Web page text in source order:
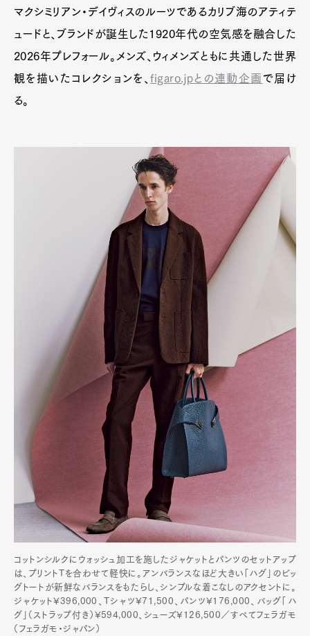
Contact
Pen Meet
マクシミリアン・デイヴィスのルーツであるカリブ海のアティテ
ュードと、ブランドが誕生した1920年代の空気感を融合した
2026年プレフォール。メンズ、ウィメンズともに共通した世界
観を描いたコレクションを、figaro.jpとの連動企画 で届け
る。
コットンシルクにウォッシュ加工を施したジャケットとパンツのセットアップ
は、プリントTを合わせて軽快に。アンバランスなほど大きい「ハグ」のビッ
グトートが新鮮なバランスをもたらし、シンプルな着こなしのアクセントに。
ジャケット¥396,000、Tシャツ¥71,500、パンツ¥176,000、バッグ「ハ
グ」（ストラップ付き）¥594,000、シューズ¥126,500／すべてフェラガモ
（フェラガモ・ジャパン）